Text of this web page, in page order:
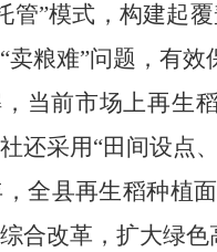
管”模式，构建起
卖粮难”问题，有效
当前市场上再生
还采用“田间设点
全县再生稻种植
合改革，扩大绿